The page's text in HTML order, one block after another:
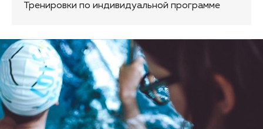
Тренировки по индивидуальной программе